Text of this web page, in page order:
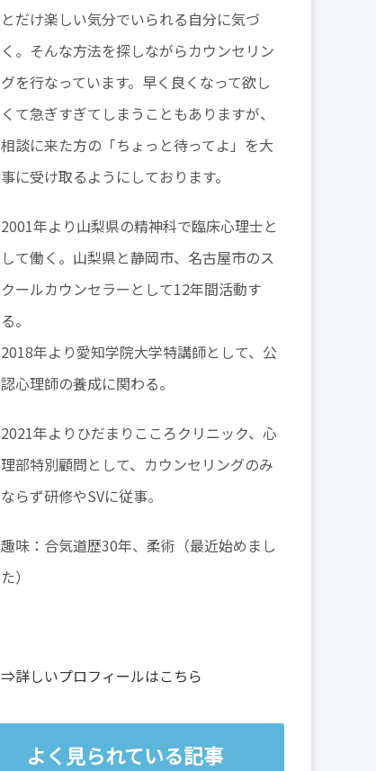
とだけ楽しい気分でいられる自分に気づ
く。そんな方法を探しながらカウンセリン
グを行なっています。早く良くなって欲し
くて急ぎすぎてしまうこともありますが、
相談に来た方の「ちょっと待ってよ」を大
事に受け取るようにしております。
2001年より山梨県の精神科で臨床心理士と
して働く。山梨県と静岡市、名古屋市のス
クールカウンセラーとして12年間活動す
る。
2018年より愛知学院大学特講師として、公
認心理師の養成に関わる。
2021年よりひだまりこころクリニック、心
理部特別顧問として、カウンセリングのみ
ならず研修やSVに従事。
趣味：合気道歴30年、柔術（最近始めまし
た）
⇒詳しいプロフィールはこちら
よく見られている記事